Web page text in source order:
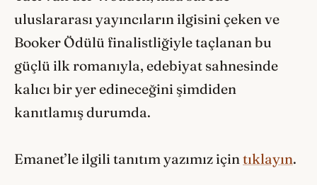
uluslararası yayıncıların ilgisini çeken ve
Booker Ödülü finalistliğiyle taçlanan bu
güçlü ilk romanıyla, edebiyat sahnesinde
kalıcı bir yer edineceğini şimdiden
kanıtlamış durumda.
Emanet’le ilgili tanıtım yazımız içintıklayın.